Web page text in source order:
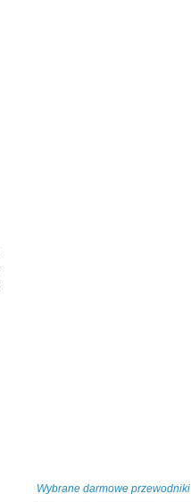
Wybrane darmowe przewodniki